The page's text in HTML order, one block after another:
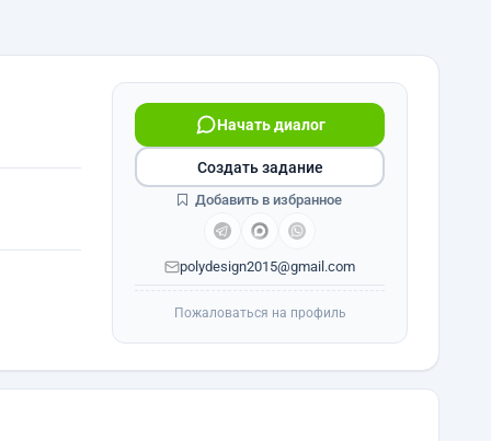
Начать диалог
polydesign2015@gmail.com
Создать задание
Добавить в избранное
Пожаловаться на профиль